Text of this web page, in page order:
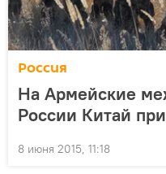
Россия
На Армейские
России Китай
8 июня 2015, 11:18